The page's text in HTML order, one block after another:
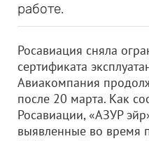
работе.
Росавиация сняла
сертификата
Авиакомпания
после 20 марта. Как
Росавиации, «АЗУР
выявленные во время